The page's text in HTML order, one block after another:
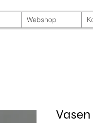
Webshop
Vasen